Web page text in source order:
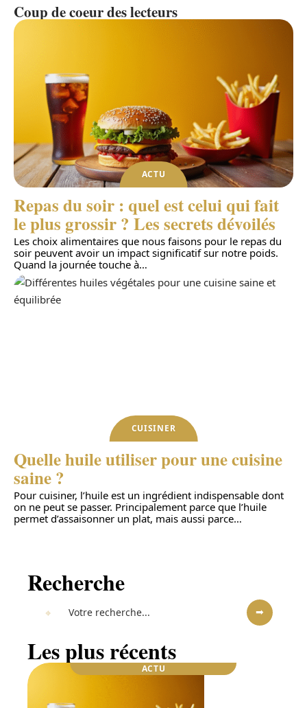
Coup de coeur des lecteurs
ACTU
Repas du soir : quel est celui qui fait
le plus grossir ? Les secrets dévoilés
Les choix alimentaires que nous faisons pour le repas du
soir peuvent avoir un impact significatif sur notre poids.
Quand la journée touche à…
CUISINER
Quelle huile utiliser pour une cuisine
saine ?
Pour cuisiner, l’huile est un ingrédient indispensable dont
on ne peut se passer. Principalement parce que l’huile
permet d’assaisonner un plat, mais aussi parce…
Recherche
Les plus récents
ACTU